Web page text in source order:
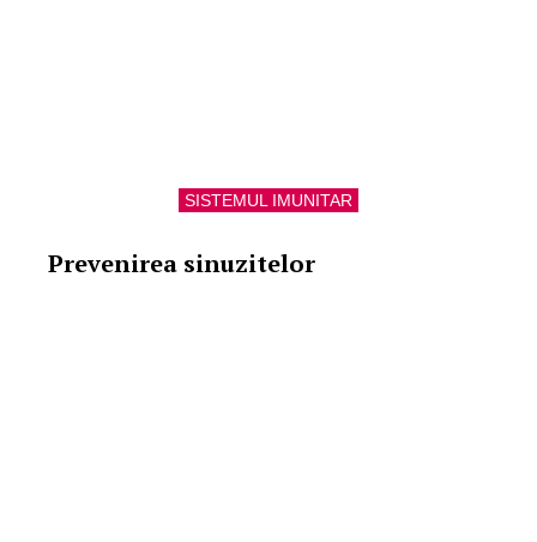
SISTEMUL IMUNITAR
Prevenirea sinuzitelor